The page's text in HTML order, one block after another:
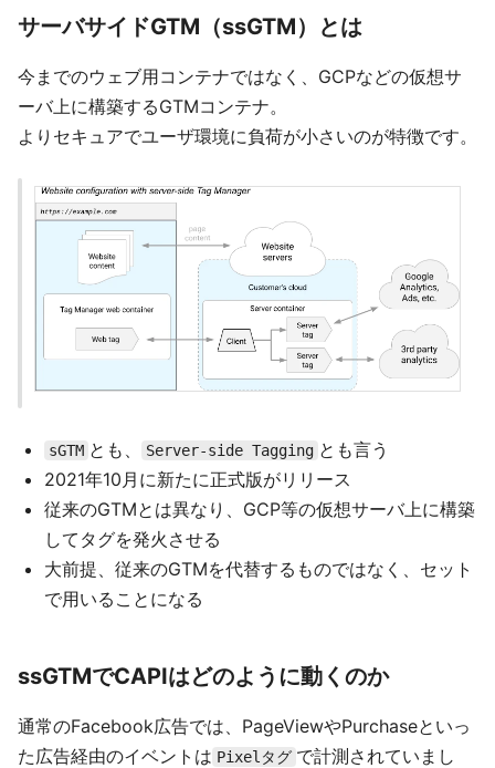
サーバサイドGTM（ssGTM）とは
今までのウェブ用コンテナではなく、GCPなどの仮想サ
ーバ上に構築するGTMコンテナ。
よりセキュアでユーザ環境に負荷が小さいのが特徴です。
sGTM とも、 Server-side Tagging とも言う
2021年10月に新たに正式版がリリース
従来のGTMとは異なり、GCP等の仮想サーバ上に構築
してタグを発火させる
大前提、従来のGTMを代替するものではなく、セット
で用いることになる
ssGTMでCAPIはどのように動くのか
通常のFacebook広告では、PageViewやPurchaseといっ
た広告経由のイベントは Pixelタグ で計測されていまし